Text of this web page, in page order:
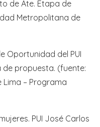
de Ate. Etapa de
Metropolitana de
Oportunidad del PUI
de propuesta. (fuente:
– Programa
PUI José Carlos